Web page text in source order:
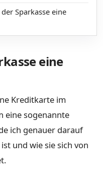
Sparkasse eine
eine
Kreditkarte im
eine sogenannte
ich genauer darauf
und wie sie sich von